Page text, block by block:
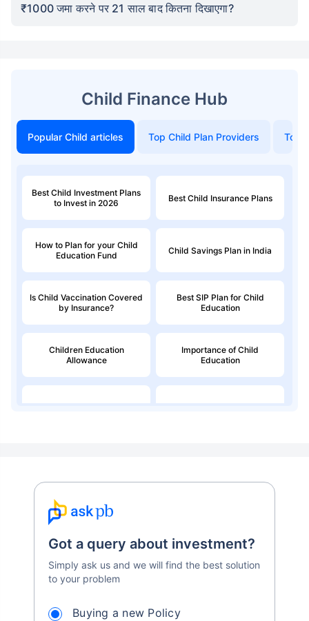
₹1000 जमा करने पर 21 साल बाद कितना दिखाएगा?
Child Finance Hub
Popular Child articles Top Child Plan Providers Top
Best Child Investment Plans
to Invest in 2026
Best Child Insurance Plans
How to Plan for your Child
Education Fund
Child Savings Plan in India
Is Child Vaccination Covered
by Insurance?
Best SIP Plan for Child
Education
Children Education
Allowance
Importance of Child
Education
Got a query about investment?
Simply ask us and we will find the best solution
to your problem
Buying a new Policy